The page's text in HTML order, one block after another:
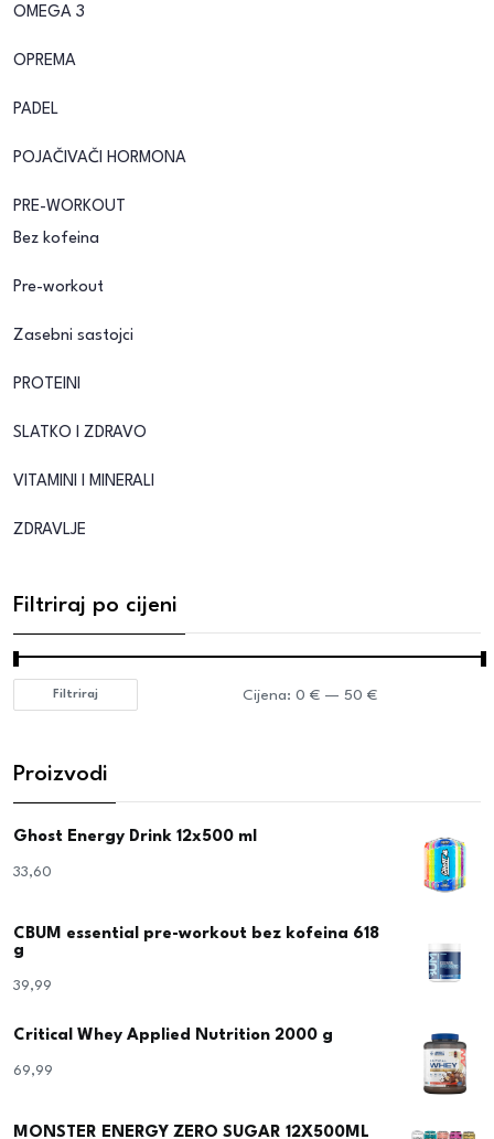
OMEGA 3
OPREMA
PADEL
POJAČIVAČI HORMONA
PRE-WORKOUT
Bez kofeina
Pre-workout
Zasebni sastojci
PROTEINI
SLATKO I ZDRAVO
VITAMINI I MINERALI
ZDRAVLJE
Filtriraj po cijeni
Filtriraj Cijena: 0 €— 50 €
Proizvodi
Ghost Energy Drink 12x500 ml
33,60
CBUM essential pre-workout bez kofeina 618
g
39,99
Critical Whey Applied Nutrition 2000 g
69,99
MONSTER ENERGY ZERO SUGAR 12X500ML